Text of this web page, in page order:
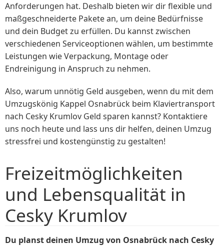
Anforderungen hat. Deshalb bieten wir dir flexible und
maßgeschneiderte Pakete an, um deine Bedürfnisse
und dein Budget zu erfüllen. Du kannst zwischen
verschiedenen Serviceoptionen wählen, um bestimmte
Leistungen wie Verpackung, Montage oder
Endreinigung in Anspruch zu nehmen.
Also, warum unnötig Geld ausgeben, wenn du mit dem
Umzugskönig Kappel Osnabrück beim Klaviertransport
nach Cesky Krumlov Geld sparen kannst? Kontaktiere
uns noch heute und lass uns dir helfen, deinen Umzug
stressfrei und kostengünstig zu gestalten!
Freizeitmöglichkeiten
und Lebensqualität in
Cesky Krumlov
Du planst deinen Umzug von Osnabrück nach Cesky